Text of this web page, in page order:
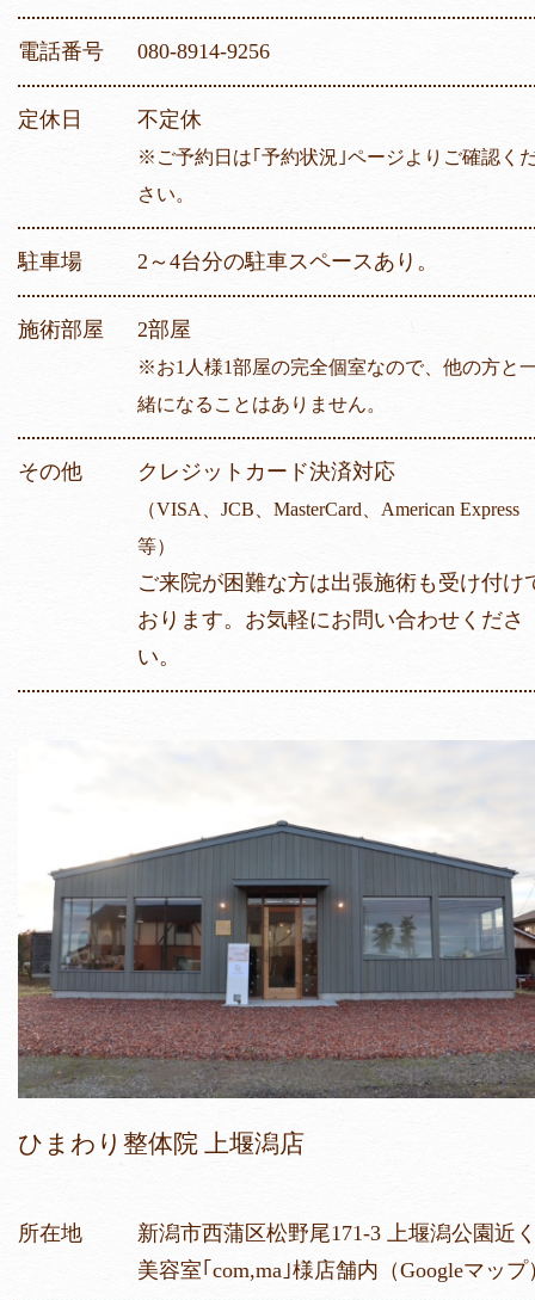
電話番号 080-8914-9256
定休日 不定休
※ご予約日は｢予約状況｣ページよりご確認く
さい。
駐車場 2～4台分の駐車スペースあり。
施術部屋 2部屋
※お1人様1部屋の完全個室なので、他の方と
緒になることはありません。
その他 クレジットカード決済対応
（VISA、JCB、MasterCard、American Express
等）
ご来院が困難な方は出張施術も受け付け
おります。お気軽にお問い合わせくださ
い。
ひまわり整体院 上堰潟店
所在地
新潟市西蒲区松野尾171-3 上堰潟公園近
美容室｢com,ma｣様店舗内 （Googleマップ